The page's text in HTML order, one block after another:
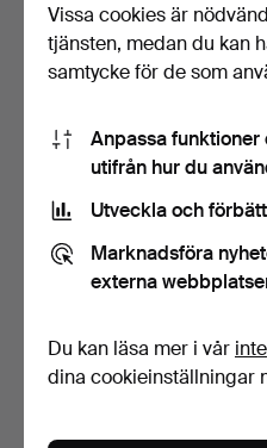
BARNCROSS, Eldriven,
2022-5000-BG45535-1.
Klubbades 9 jul 2025
Optima LG 200 H.
Vissa cookies är
tjänsten, medan du kan
samtycke för de som
Anpassa
utifrån hur du
Utveckla och
Marknadsföra
externa
Du kan läsa mer i vår
dina cookieinställningar